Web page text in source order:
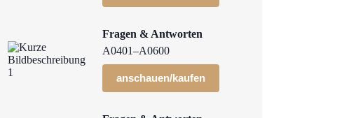
Fragen & Antworten
A0401–A0600
anschauen/kaufen